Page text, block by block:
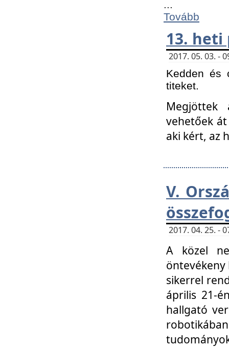
Tovább
13.
2017. 05. 03. -
Kedden és
titeket.
Megjöttek
vehetőek
aki kért, az
V.
2017. 04. 25. -
A közel
öntevékeny
sikerrel
április 21-
hallgató